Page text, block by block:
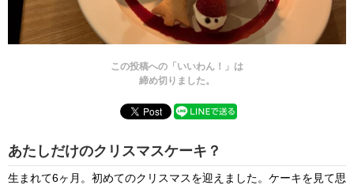
この投稿への「いいわん！」は
締め切りました。
あたしだけのクリスマスケーキ？
生まれて6ヶ月。初めてのクリスマスを迎えました。ケーキを見て思